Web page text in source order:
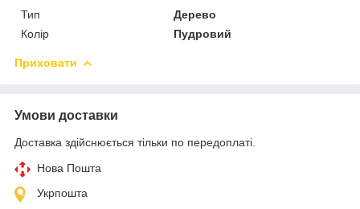
Тип
Дерево
Колір
Пудровий
Приховати
Умови доставки
Доставка здійснюється тільки по передоплаті.
Нова Пошта
Укрпошта